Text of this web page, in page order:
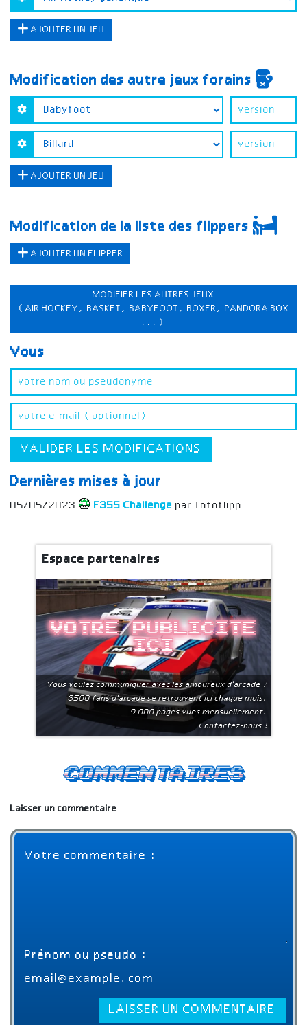
AJOUTER UN JEU
Modification des autre jeux forains
AJOUTER UN JEU
Modification de la liste des flippers
AJOUTER UN FLIPPER
MODIFIER LES AUTRES JEUX
(AIR HOCKEY, BASKET, BABYFOOT, BOXER, PANDORA BOX
...)
Vous
VALIDER LES MODIFICATIONS
Dernières mises à jour
05/05/2023 F355 Challenge par Totoflipp
Espace partenaires
Votre publicite
ici
Vous voulez communiquer avec les amoureux d'arcade ?
3500 fans d'arcade se retrouvent ici chaque mois.
9 000 pages vues mensuellement.
Contactez-nous !
Commentaires
Laisser un commentaire